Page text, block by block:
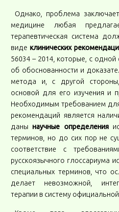
Однако, проблема
медицине любая
терапевтическая система
видеклинических
56034 – 2014, которые, с
об обоснованности и
метода и, с другой
основой для его изучения и
Необходимым требованием
рекомендаций является
данынаучные определения
терминов, но до сих пор не
соответствие с
русскоязычного глоссариума
специальных терминов, что
делает невозможной,
терапии в систему